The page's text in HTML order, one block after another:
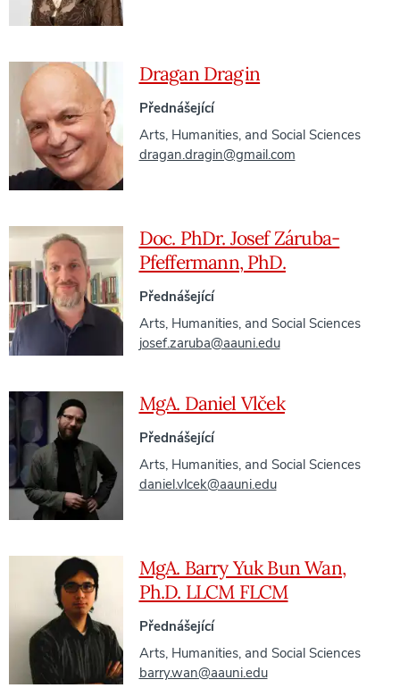
Dragan Dragin
Přednášející
Arts, Humanities, and Social Sciences
dragan.dragin@gmail.com
Doc. PhDr. Josef Záruba-
Pfeffermann, PhD.
Přednášející
Arts, Humanities, and Social Sciences
josef.zaruba@aauni.edu
MgA. Daniel Vlček
Přednášející
Arts, Humanities, and Social Sciences
daniel.vlcek@aauni.edu
MgA. Barry Yuk Bun Wan,
Ph.D. LLCM FLCM
Přednášející
Arts, Humanities, and Social Sciences
barry.wan@aauni.edu